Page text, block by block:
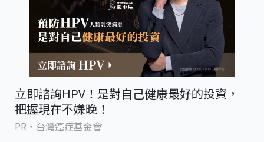
立即諮詢HPV！是對自己健康最好的投資，
把握現在不嫌晚！
PR・台灣癌症基金會